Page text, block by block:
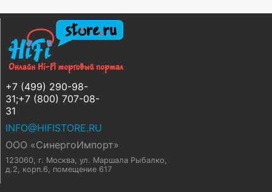
+7 (499) 290-98-
31;+7 (800) 707-08-
31
INFO@HIFISTORE.RU
ООО «СинергоИмпорт»
123060, г. Москва ул. Маршала Рыбалко,
д.2, корп.6, помещение 617